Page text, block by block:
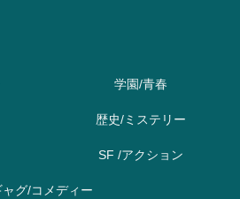
学園/青春
歴史/ミステリー
SF /アクション
ャグ/コメディー